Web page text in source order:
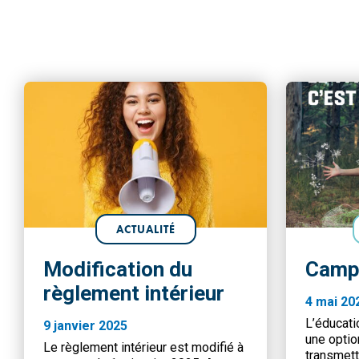
ACTUALITÉ
Modification du
règlement intérieur
9 janvier 2025
Le règlement intérieur est modifié à
4 mai
une